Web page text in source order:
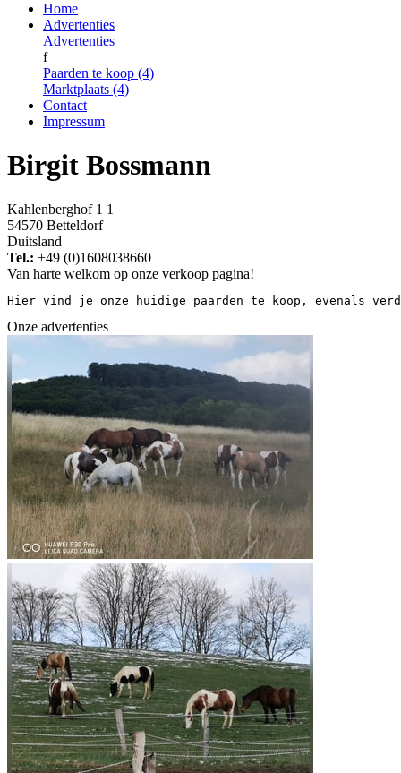
Home
Advertenties
Advertenties
f
Paarden te koop (4)
Marktplaats (4)
Contact
Impressum
Birgit Bossmann
Kahlenberghof 1 1
54570 Betteldorf
Duitsland
Tel.: +49 (0)1608038660
Van harte welkom op onze verkoop pagina!
Hier vind je onze huidige paarden te koop, evenals
Onze advertenties